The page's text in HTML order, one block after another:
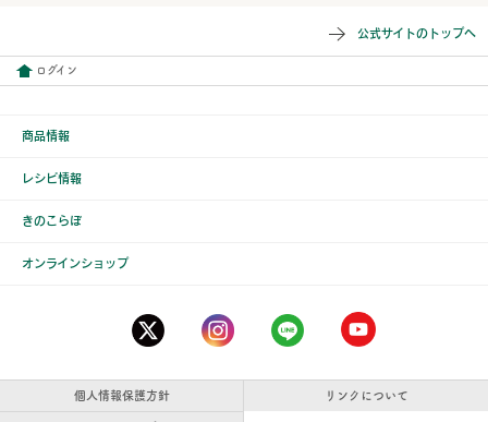
公式サイトのトップへ
ログイン
商品情報
レシピ情報
きのこらぼ
オンラインショップ
個人情報保護方針 リンクについて